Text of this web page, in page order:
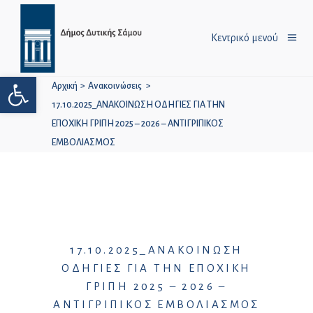
Ανοίξτε τη γραμμή εργαλείων
Κεντρικό μενού
Αρχική > Ανακοινώσεις >
17.10.2025_ΑΝΑΚΟΙΝΩΣΗ ΟΔΗΓΙΕΣ ΓΙΑ ΤΗΝ
ΕΠΟΧΙΚΗ ΓΡΙΠΗ 2025 – 2026 – ΑΝΤΙΓΡΙΠΙΚΟΣ
ΕΜΒΟΛΙΑΣΜΟΣ
17.10.2025_ΑΝΑΚΟΙΝΩΣΗ
ΟΔΗΓΙΕΣ ΓΙΑ ΤΗΝ ΕΠΟΧΙΚΗ
ΓΡΙΠΗ 2025 – 2026 –
ΑΝΤΙΓΡΙΠΙΚΟΣ ΕΜΒΟΛΙΑΣΜΟΣ